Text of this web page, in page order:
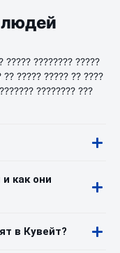
????? ???????? ?????
????? ????? ?? ????
???????? ???
как они
в Кувейт?